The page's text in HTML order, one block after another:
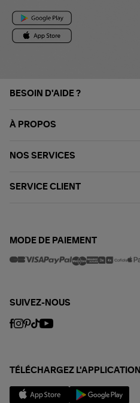
BESOIN D'AIDE ?
À PROPOS
NOS SERVICES
SERVICE CLIENT
MODE DE PAIEMENT
SUIVEZ-NOUS
TÉLÉCHARGEZ L'APPLICATION